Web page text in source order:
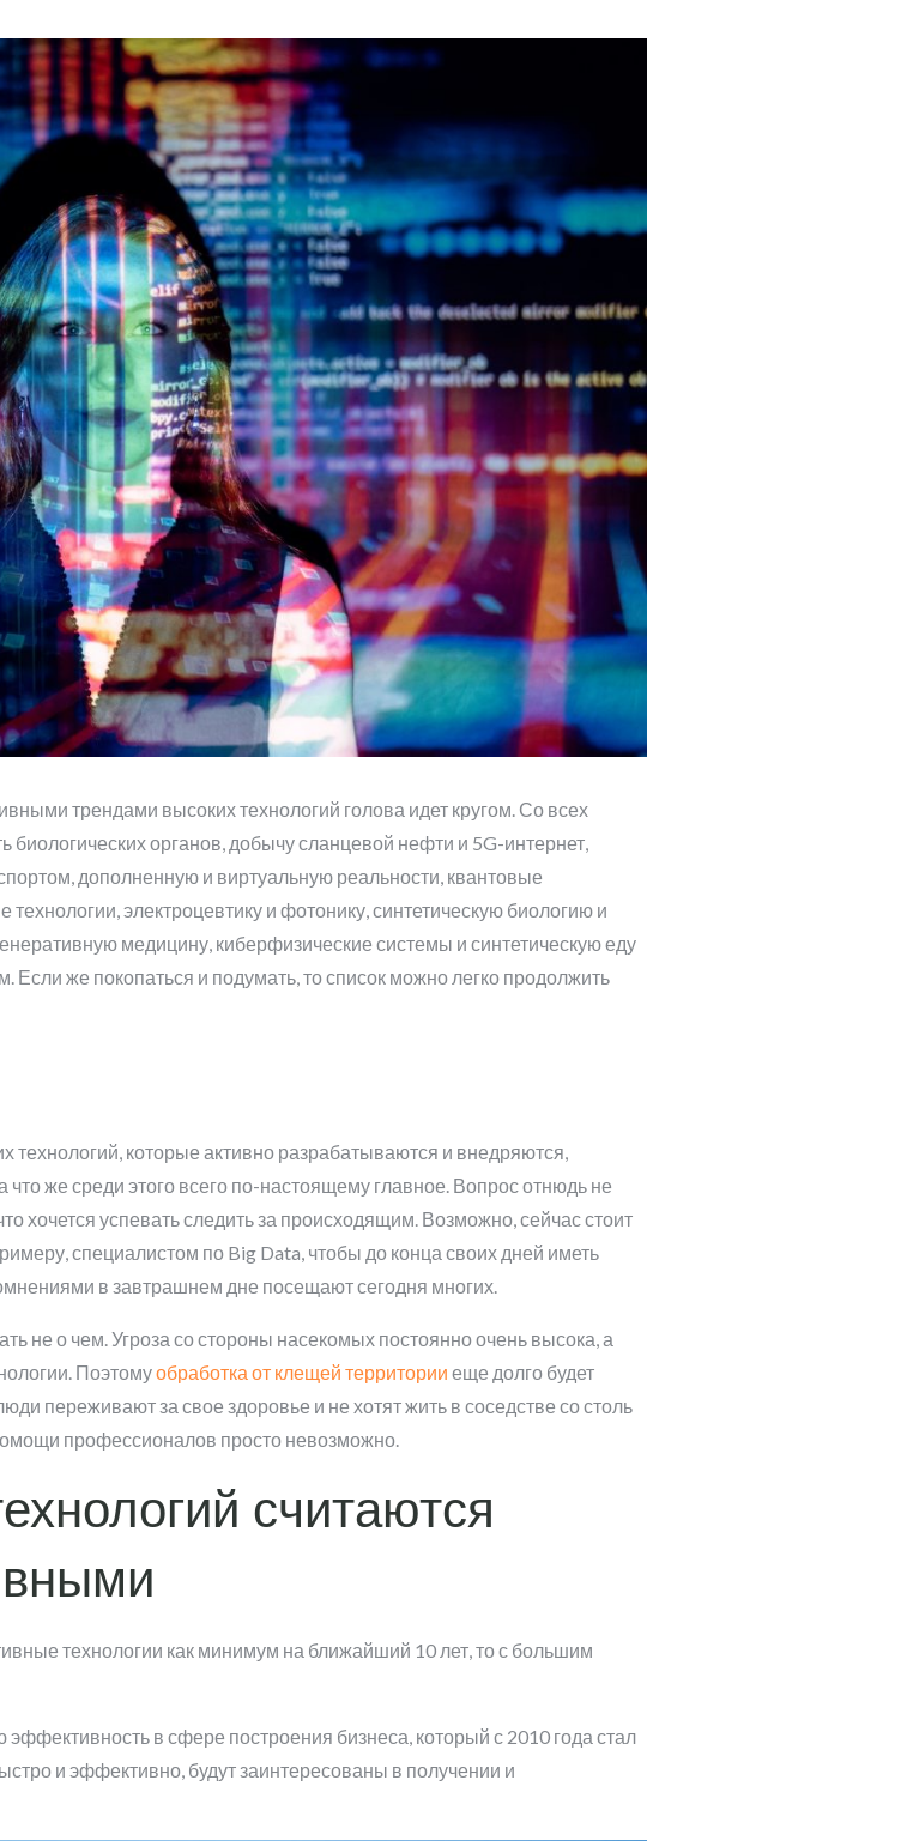
трендами высоких технологий голова идет кругом. Со всех
биологических органов, добычу сланцевой нефти и 5G-интернет,
дополненную и виртуальную реальности, квантовые
электроцевтику и фотонику, синтетическую биологию и
медицину, киберфизические системы и синтетическую еду
Если же покопаться и подумать, то список можно легко продолжить
технологий, которые активно разрабатываются и внедряются,
же среди этого всего по-настоящему главное. Вопрос отнюдь не
хочется успевать следить за происходящим. Возможно, сейчас стоит
специалистом по Big Data, чтобы до конца своих дней иметь
в завтрашнем дне посещают сегодня многих.
не о чем. Угроза со стороны насекомых постоянно очень высока, а
Поэтомуобработка от клещей территории еще долго будет
переживают за свое здоровье и не хотят жить в соседстве со столь
профессионалов просто невозможно.
считаются
технологии как минимум на ближайший 10 лет, то с большим
в сфере построения бизнеса, который с 2010 года стал
и эффективно, будут заинтересованы в получении и